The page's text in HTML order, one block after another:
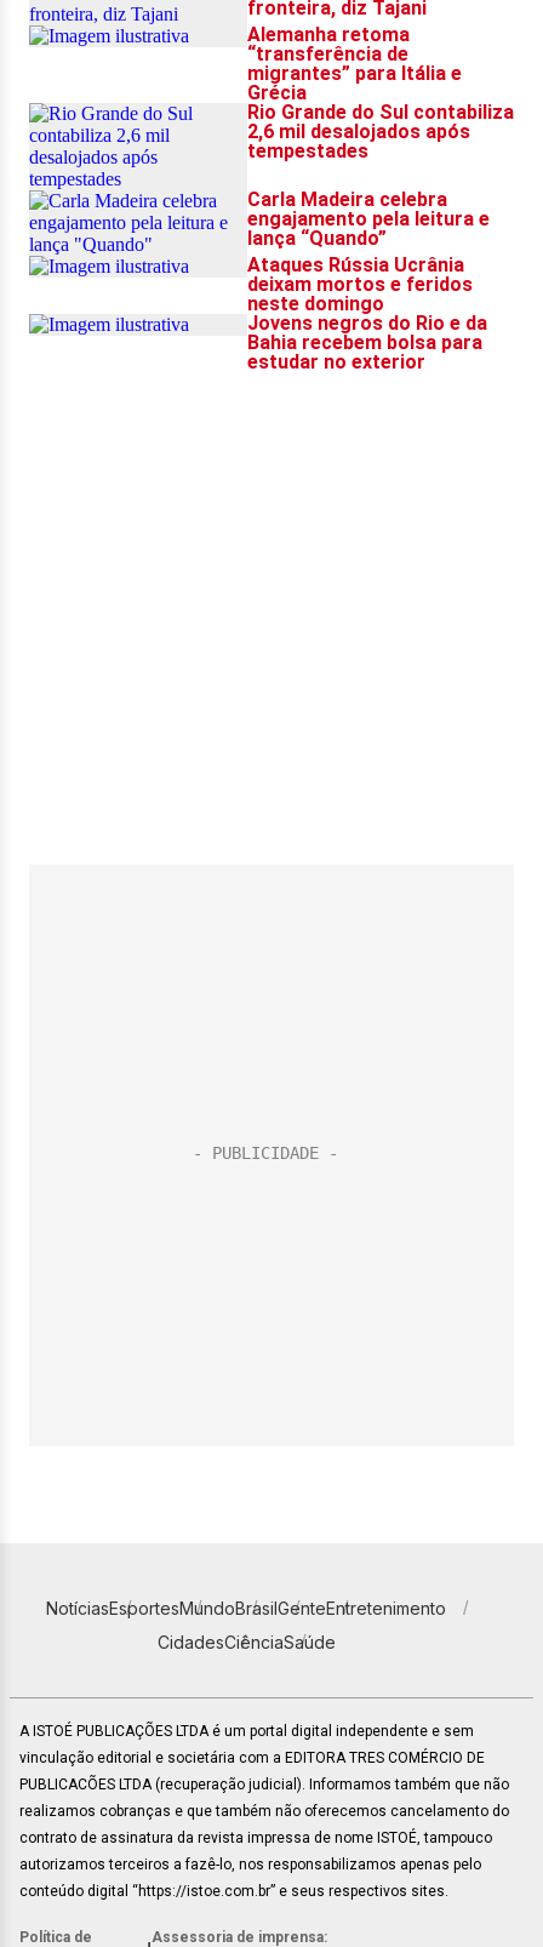
NotíciasEsportesMundoBrasilGenteEntretenimento
CidadesCiênciaSaúde
A ISTOÉ PUBLICAÇÕES LTDA é um portal digital independente e sem
vinculação editorial e societária com a EDITORA TRES COMÉRCIO DE
PUBLICACÕES LTDA (recuperação judicial). Informamos também que não
realizamos cobranças e que também não oferecemos cancelamento do
contrato de assinatura da revista impressa de nome ISTOÉ, tampouco
autorizamos terceiros a fazê-lo, nos responsabilizamos apenas pelo
conteúdo digital “https://istoe.com.br” e seus respectivos sites.
Política de Assessoria de imprensa: